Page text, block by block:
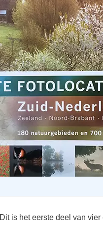
Dit is het eerste deel van